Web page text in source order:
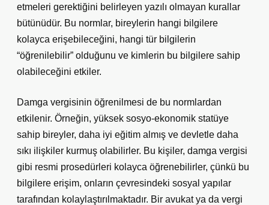
etmeleri gerektiğini belirleyen yazılı olmayan kurallar
bütünüdür. Bu normlar, bireylerin hangi bilgilere
kolayca erişebileceğini, hangi tür bilgilerin
“öğrenilebilir” olduğunu ve kimlerin bu bilgilere sahip
olabileceğini etkiler.
Damga vergisinin öğrenilmesi de bu normlardan
etkilenir. Örneğin, yüksek sosyo-ekonomik statüye
sahip bireyler, daha iyi eğitim almış ve devletle daha
sıkı ilişkiler kurmuş olabilirler. Bu kişiler, damga vergisi
gibi resmi prosedürleri kolayca öğrenebilirler, çünkü bu
bilgilere erişim, onların çevresindeki sosyal yapılar
tarafından kolaylaştırılmaktadır. Bir avukat ya da vergi